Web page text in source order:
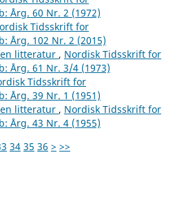
Årg. 60 Nr. 2 (1972)
Tidsskrift for
Årg. 102 Nr. 2 (2015)
litteratur , Nordisk Tidsskrift for
Årg. 61 Nr. 3/4 (1973)
Tidsskrift for
Årg. 39 Nr. 1 (1951)
litteratur , Nordisk Tidsskrift for
Årg. 43 Nr. 4 (1955)
34 35 36 > >>